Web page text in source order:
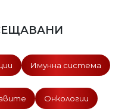
Имунна система
Онкологии